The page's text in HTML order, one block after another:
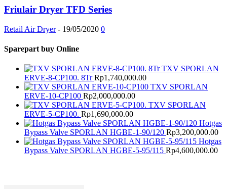
Friulair Dryer TFD Series
Retail Air Dryer - 19/05/2020 0
Sparepart buy Online
TXV SPORLAN
ERVE-8-CP100. 8Tr Rp1,740,000.00
TXV SPORLAN
ERVE-10-CP100 Rp2,000,000.00
TXV SPORLAN
ERVE-5-CP100. Rp1,690,000.00
Hotgas
Bypass Valve SPORLAN HGBE-1-90/120 Rp3,200,000.00
Hotgas
Bypass Valve SPORLAN HGBE-5-95/115 Rp4,600,000.00